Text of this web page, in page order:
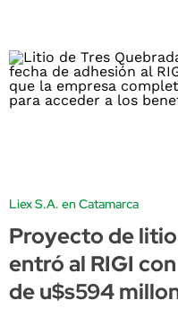
Liex S.A. en Catamarca
Proyecto de
entró al RIGI
de u$s594